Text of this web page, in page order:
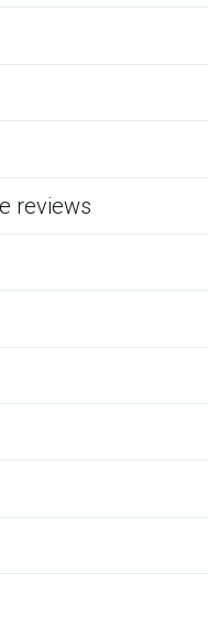
reviews